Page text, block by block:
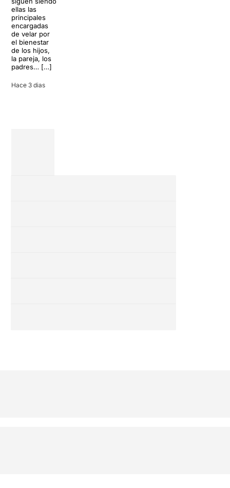
ellas las
principales
encargadas
de velar por
el bienestar
de los hijos,
la pareja, los
padres… […]
Hace 3 dias